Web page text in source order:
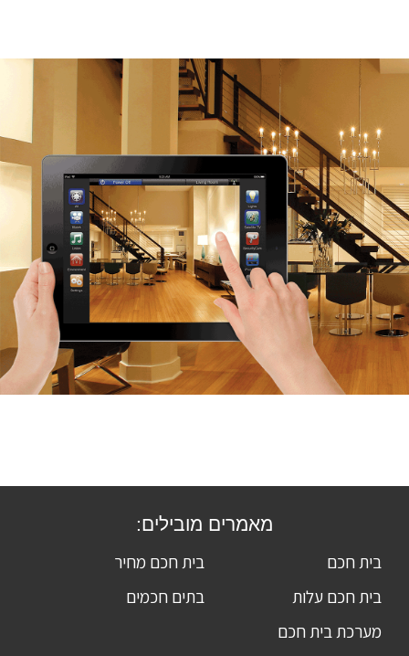
מאמרים מובילים:
בית חכם
בית חכם מחיר
בית חכם עלות
בתים חכמים
מערכת בית חכם